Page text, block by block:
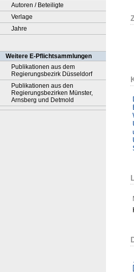
Autoren / Beteiligte
Verlage
Jahre
Weitere E-Pflichtsammlungen
Publikationen aus dem
Regierungsbezirk Düsseldorf
Publikationen aus den
Regierungsbezirken Münster,
Arnsberg und Detmold
[